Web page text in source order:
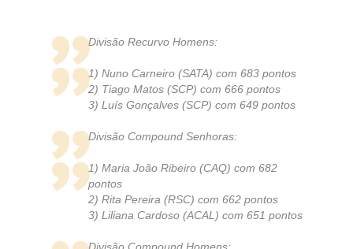
Divisão Recurvo Homens:
1) Nuno Carneiro (SATA) com 683 pontos
2) Tiago Matos (SCP) com 666 pontos
3) Luís Gonçalves (SCP) com 649 pontos
Divisão Compound Senhoras:
1) Maria João Ribeiro (CAQ) com 682
pontos
2) Rita Pereira (RSC) com 662 pontos
3) Liliana Cardoso (ACAL) com 651 pontos